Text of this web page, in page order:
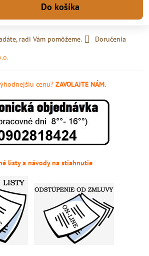
Do košíka
radi Vám pomôžeme.
Doručenia
cenu?ZAVOLAJTE NÁM.
listy a návody na stiahnutie